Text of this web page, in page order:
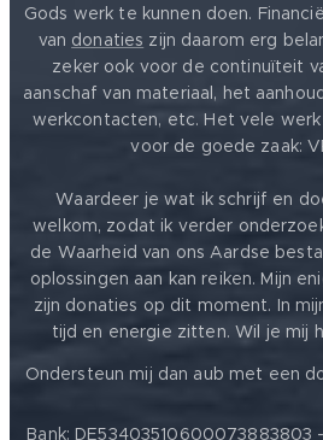
Gods werk te kunnen doen.
van donaties zijn daarom erg
zeker ook voor de continuïteit
aanschaf van materiaal, het
werkcontacten, etc. Het vele
voor de goede zaak:
Waardeer je wat ik schrijf en
welkom, zodat ik verder
de Waarheid van ons Aardse
oplossingen aan kan reiken. Mijn
zijn donaties op dit moment. In
tijd en energie zitten. Wil je mij
Ondersteun mij dan aub met een
Bank: DE53403510600073883803